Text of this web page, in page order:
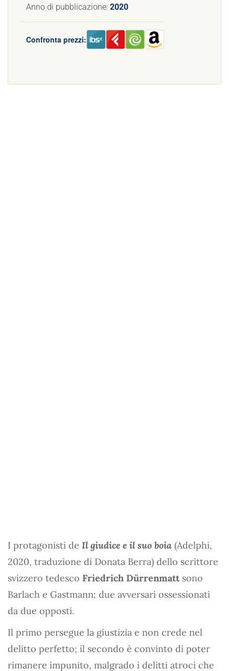
Anno di pubblicazione: 2020
Confronta prezzi:
I protagonisti de Il giudice e il suo boia (Adelphi,
2020, traduzione di Donata Berra) dello scrittore
svizzero tedesco Friedrich Dürrenmattsono
Barlach e Gastmann: due avversari ossessionati
da due opposti.
Il primo persegue la giustizia e non crede nel
delitto perfetto; il secondo è convinto di poter
rimanere impunito, malgrado i delitti atroci che